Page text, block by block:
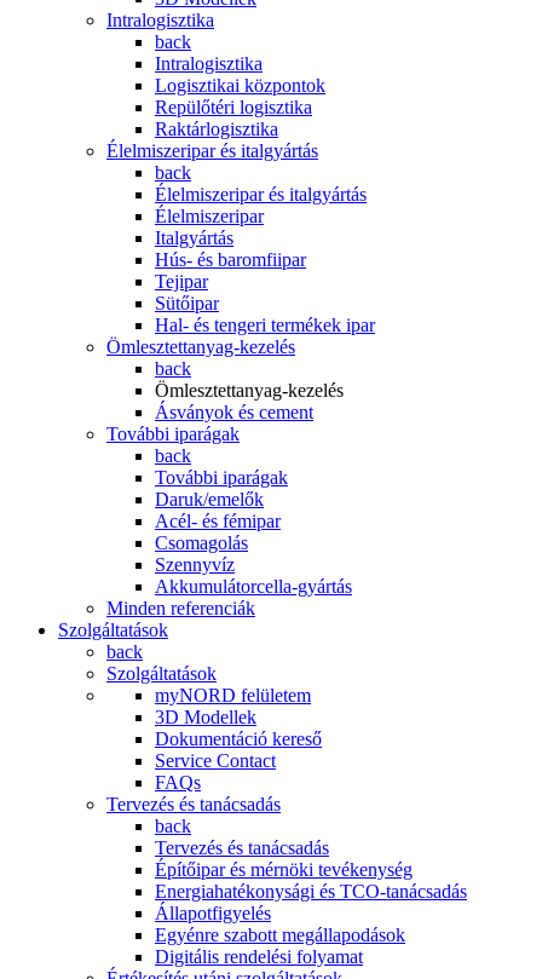
Intralogisztika
back
Intralogisztika
Logisztikai központok
Repülőtéri logisztika
Raktárlogisztika
Élelmiszeripar és italgyártás
back
Élelmiszeripar és italgyártás
Élelmiszeripar
Italgyártás
Hús- és baromfiipar
Tejipar
Sütőipar
Hal- és tengeri termékek ipar
Ömlesztettanyag-kezelés
back
Ömlesztettanyag-kezelés
Ásványok és cement
További iparágak
back
További iparágak
Daruk/emelők
Acél- és fémipar
Csomagolás
Szennyvíz
Akkumulátorcella-gyártás
Minden referenciák
Szolgáltatások
back
Szolgáltatások
myNORD felületem
3D Modellek
Dokumentáció kereső
Service Contact
FAQs
Tervezés és tanácsadás
back
Tervezés és tanácsadás
Építőipar és mérnöki tevékenység
Energiahatékonysági és TCO-tanácsadás
Állapotfigyelés
Egyénre szabott megállapodások
Digitális rendelési folyamat